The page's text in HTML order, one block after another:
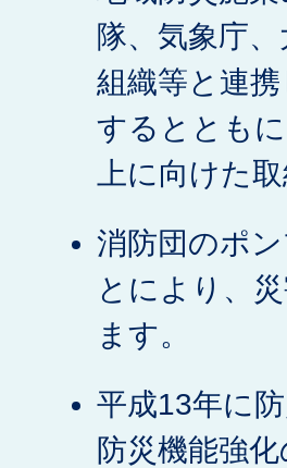
隊、気象庁
組織等と連
するととも
上に向けた
消防団のポ
とにより、
ます。
平成13年に
防災機能強